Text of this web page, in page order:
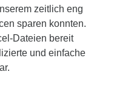
zeitlich eng
sparen konnten.
Dateien bereit
und einfache